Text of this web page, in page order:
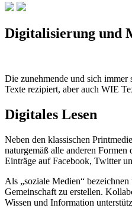
Digitalisierung und
Die zunehmende und sich
Texte rezipiert, aber auch WIE
Digitales Lesen
Neben den klassischen
naturgemäß alle anderen
Einträge auf Facebook, Twitter
Als „soziale Medien“
Gemeinschaft zu erstellen.
Wissen und Information